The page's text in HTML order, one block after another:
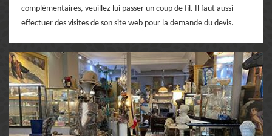
complémentaires, veuillez lui passer un coup de fil. Il faut aussi
effectuer des visites de son site web pour la demande du devis.